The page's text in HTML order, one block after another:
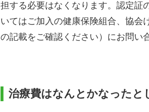
担する必要はなくなります。認定証
いてはご加入の健康保険組合、協会
の記載をご確認ください）にお問い
治療費はなんとかなったと